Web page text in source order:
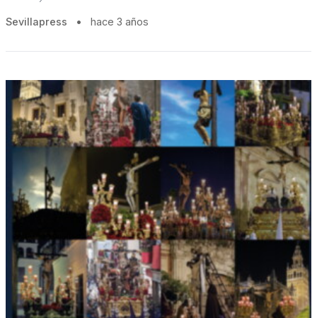
Sevillapress • hace 3 años